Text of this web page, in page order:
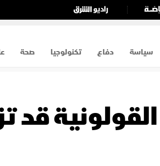
سياسة دفاع تكنولوجيا صحة
قد